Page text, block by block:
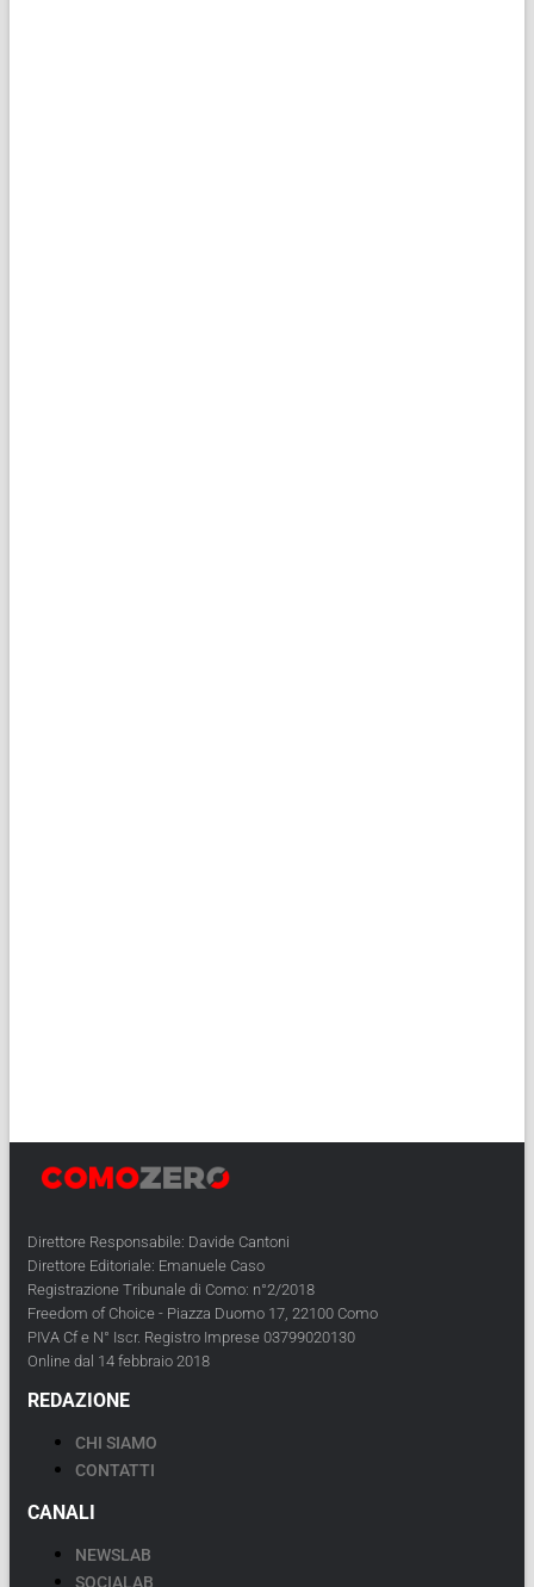
Direttore Responsabile: Davide Cantoni
Direttore Editoriale: Emanuele Caso
Registrazione Tribunale di Como: n°2/2018
Freedom of Choice - Piazza Duomo 17, 22100 Como
PIVA Cf e N° Iscr. Registro Imprese 03799020130
Online dal 14 febbraio 2018
REDAZIONE
CHI SIAMO
CONTATTI
CANALI
NEWSLAB
SOCIALAB